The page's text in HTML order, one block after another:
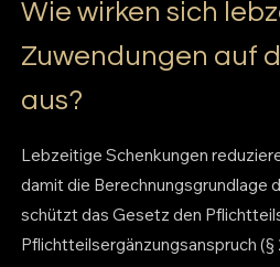
Wie wirken sich
Zuwendungen auf
aus?
Lebzeitige Schenkungen
damit die Berechnungsgrundlage
schützt das Gesetz den
Pflichtteilsergänzungsanspruch (§